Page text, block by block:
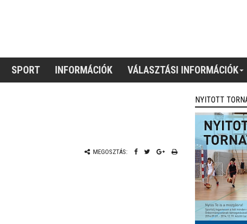
SPORT INFORMÁCIÓK VÁLASZTÁSI INFORMÁCIÓK
MEGOSZTÁS:
NYITOTT